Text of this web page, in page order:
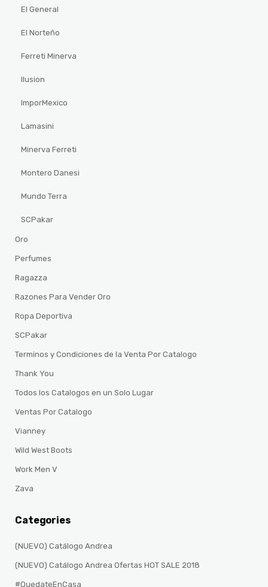
El General
El Norteño
Ferreti Minerva
Ilusion
ImporMexico
Lamasini
Minerva Ferreti
Montero Danesi
Mundo Terra
SCPakar
Oro
Perfumes
Ragazza
Razones Para Vender Oro
Ropa Deportiva
SCPakar
Terminos y Condiciones de la Venta Por Catalogo
Thank You
Todos los Catalogos en un Solo Lugar
Ventas Por Catalogo
Vianney
Wild West Boots
Work Men V
Zava
Categories
(NUEVO) Catálogo Andrea
(NUEVO) Catálogo Andrea Ofertas HOT SALE 2018
#QuedateEnCasa